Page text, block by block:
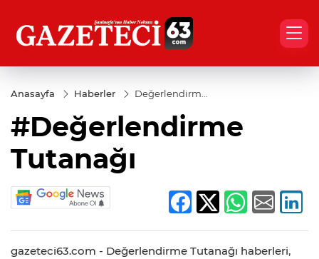
Anasayfa Haberler
Değerlendirme
#Değerlendirme
Tutanağı
gazeteci63.com - Değerlendirme Tutanağı haberleri,